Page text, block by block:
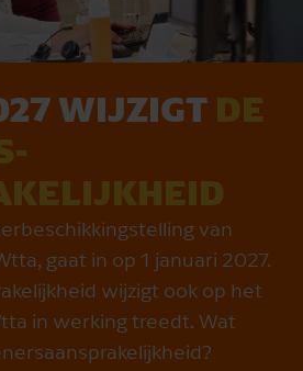
WIJZIGT DE
van
gaat in op 1 januari 2027.
wijzigt ook op het
in werking treedt. Wat